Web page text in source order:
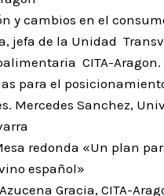
y cambios en el
jefa de la Unidad
CITA-Aragon.
para el
Mercedes Sanchez,
redonda «Un plan
español»
Gracia, CITA-